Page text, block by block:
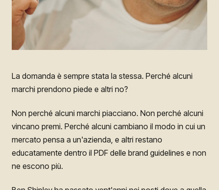
La domanda è sempre stata la stessa. Perché alcuni
marchi prendono piede e altri no?
Non perché alcuni marchi piacciano. Non perché alcuni
vincano premi. Perché alcuni cambiano il modo in cui un
mercato pensa a un'azienda, e altri restano
educatamente dentro il PDF delle brand guidelines e non
ne escono più.